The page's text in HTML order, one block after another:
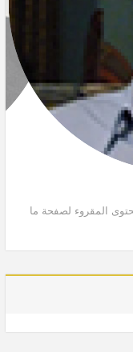
المقروء لصفحة ما